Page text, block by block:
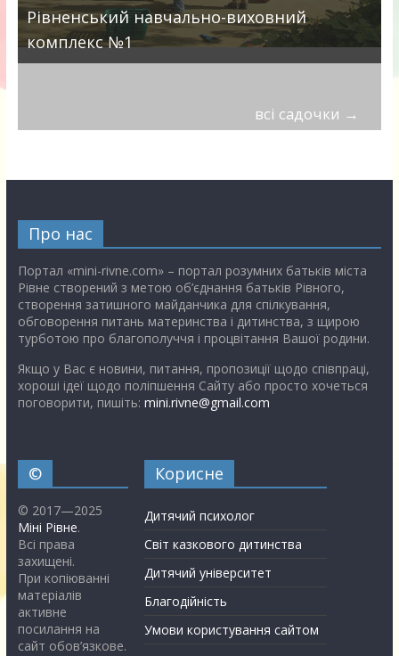
Рівненський навчально-виховний
комплекс №1
всі садочки →
Про нас
Портал «mini-rivne.com» – портал розумних батьків міста
Рівне створений з метою об’єднання батьків Рівного,
створення затишного майданчика для спілкування,
обговорення питань материнства і дитинства, з щирою
турботою про благополуччя і процвітання Вашої родини.
Якщо у Вас є новини, питання, пропозиції щодо співпраці,
хороші ідеї щодо поліпшення Сайту або просто хочеться
поговорити, пишіть: mini.rivne@gmail.com
©
© 2017—2025
Міні Рівне.
Всі права
захищені.
При копіюванні
матеріалів
активне
посилання на
сайт обов’язкове.
Корисне
Дитячий психолог
Світ казкового дитинства
Дитячий університет
Благодійність
Умови користування сайтом